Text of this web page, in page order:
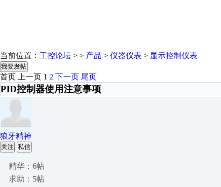
当前位置： 工控论坛 > > 产品 > 仪器仪表 > 显示控制仪表
我要发帖
首页 上一页 1 2 下一页 尾页
PID控制器使用注意事项
狼牙精神
关注 私信
精华：6帖
求助：5帖